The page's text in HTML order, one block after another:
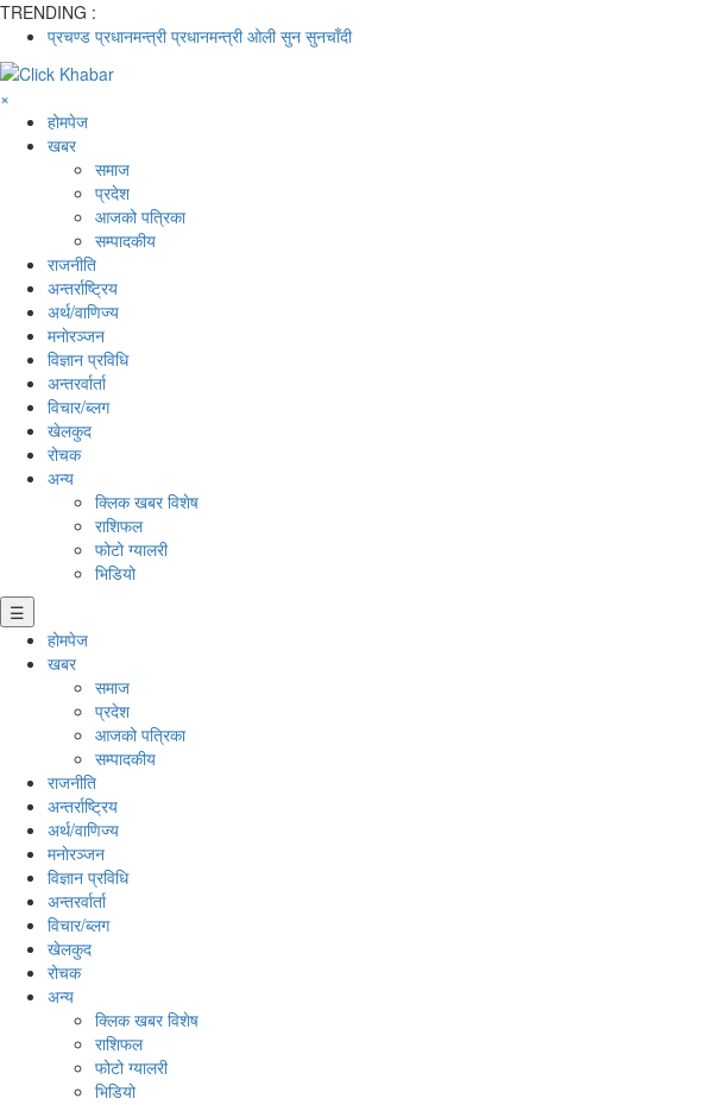
TRENDING :
प्रचण्ड प्रधानमन्त्री प्रधानमन्त्री ओली सुन सुनचाँदी
×
होमपेज
खबर
समाज
प्रदेश
आजको पत्रिका
सम्पादकीय
राजनीति
अन्तर्राष्ट्रिय
अर्थ/वाणिज्य
मनाेरञ्जन
विज्ञान प्रविधि
अन्तरर्वार्ता
विचार/ब्लग
खेलकुद
रोचक
अन्य
क्लिक खबर विशेष
राशिफल
फोटो ग्यालरी
भिडियो
☰
होमपेज
खबर
समाज
प्रदेश
आजको पत्रिका
सम्पादकीय
राजनीति
अन्तर्राष्ट्रिय
अर्थ/वाणिज्य
मनाेरञ्जन
विज्ञान प्रविधि
अन्तरर्वार्ता
विचार/ब्लग
खेलकुद
रोचक
अन्य
क्लिक खबर विशेष
राशिफल
फोटो ग्यालरी
भिडियो